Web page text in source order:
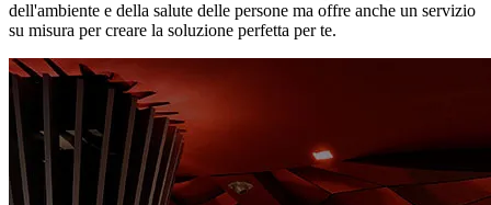
dell'ambiente e della salute delle persone ma offre anche un servizio
su misura per creare la soluzione perfetta per te.